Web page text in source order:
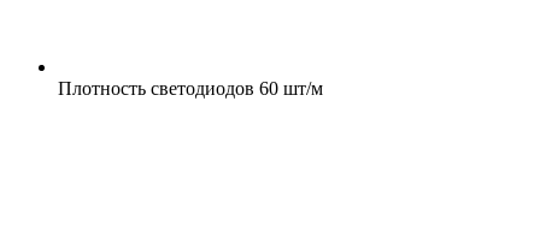
Плотность светодиодов 60 шт/м